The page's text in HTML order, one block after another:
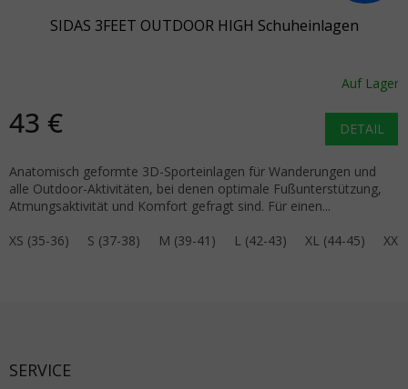
SIDAS 3FEET OUTDOOR HIGH Schuheinlagen
Auf Lager
43 € DETAIL
Anatomisch geformte 3D-Sporteinlagen für Wanderungen und
alle Outdoor-Aktivitäten, bei denen optimale Fußunterstützung,
Atmungsaktivität und Komfort gefragt sind. Für einen...
XS (35-36)
S (37-38) M (39-41) L (42-43) XL (44-45)
SERVICE